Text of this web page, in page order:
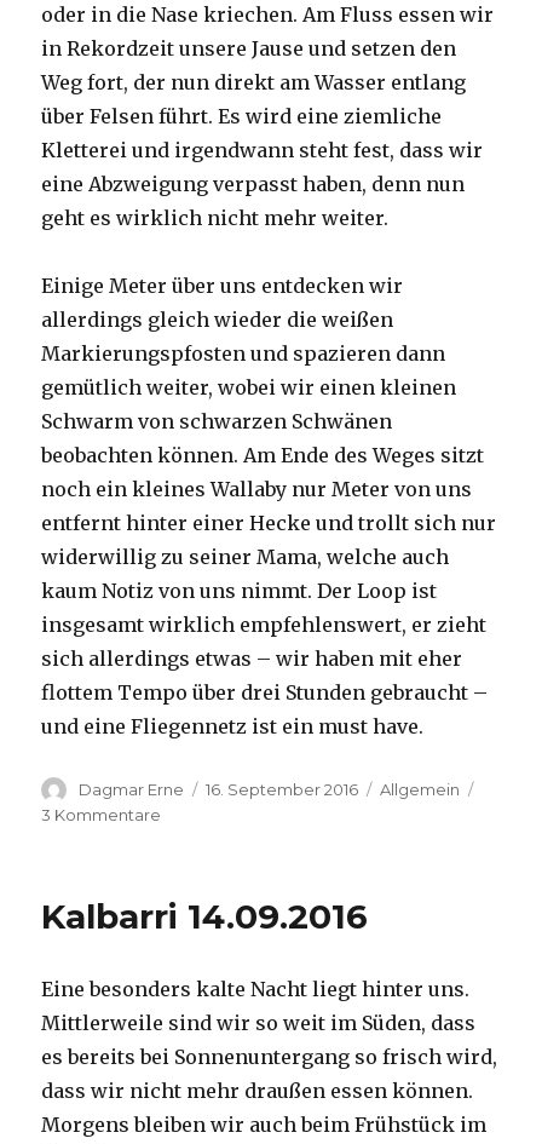
oder in die Nase kriechen. Am Fluss essen wir
in Rekordzeit unsere Jause und setzen den
Weg fort, der nun direkt am Wasser entlang
über Felsen führt. Es wird eine ziemliche
Kletterei und irgendwann steht fest, dass wir
eine Abzweigung verpasst haben, denn nun
geht es wirklich nicht mehr weiter.
Einige Meter über uns entdecken wir
allerdings gleich wieder die weißen
Markierungspfosten und spazieren dann
gemütlich weiter, wobei wir einen kleinen
Schwarm von schwarzen Schwänen
beobachten können. Am Ende des Weges sitzt
noch ein kleines Wallaby nur Meter von uns
entfernt hinter einer Hecke und trollt sich nur
widerwillig zu seiner Mama, welche auch
kaum Notiz von uns nimmt. Der Loop ist
insgesamt wirklich empfehlenswert, er zieht
sich allerdings etwas – wir haben mit eher
flottem Tempo über drei Stunden gebraucht –
und eine Fliegennetz ist ein must have.
Autor
Dagmar Erne
Veröffentlicht
16. September 2016 Kategorien
Allgemein
3 Kommentare
Kalbarri 14.09.2016
Eine besonders kalte Nacht liegt hinter uns.
Mittlerweile sind wir so weit im Süden, dass
es bereits bei Sonnenuntergang so frisch wird,
dass wir nicht mehr draußen essen können.
Morgens bleiben wir auch beim Frühstück im